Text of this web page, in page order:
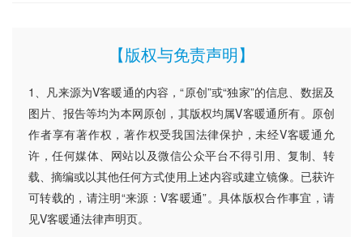
【版权与免责声明】
1、凡来源为V客暖通的内容，“原创”或“独家”的信息、数据及
图片、报告等均为本网原创，其版权均属V客暖通所有。原创
作者享有著作权，著作权受我国法律保护，未经V客暖通允
许，任何媒体、网站以及微信公众平台不得引用、复制、转
载、摘编或以其他任何方式使用上述内容或建立镜像。已获许
可转载的，请注明“来源：V客暖通”。具体版权合作事宜，请
见V客暖通法律声明页。